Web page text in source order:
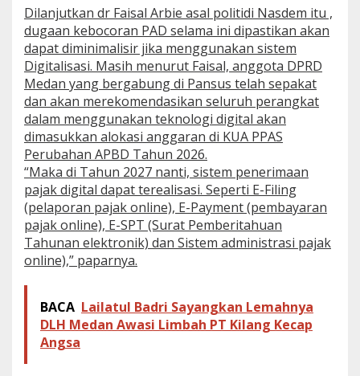
e
m
P
e
n
e
r
i
m
a
a
n
P
a
j
a
k
D
i
t
a
Dilanjutkan dr Faisal Arbie asal politidi Nasdem itu ,
dugaan kebocoran PAD selama ini dipastikan akan
dapat diminimalisir jika menggunakan sistem
Digitalisasi. Masih menurut Faisal, anggota DPRD
Medan yang bergabung di Pansus telah sepakat
dan akan merekomendasikan seluruh perangkat
dalam menggunakan teknologi digital akan
dimasukkan alokasi anggaran di KUA PPAS
Perubahan APBD Tahun 2026.
“Maka di Tahun 2027 nanti, sistem penerimaan
pajak digital dapat terealisasi. Seperti E-Filing
(pelaporan pajak online), E-Payment (pembayaran
pajak online), E-SPT (Surat Pemberitahuan
Tahunan elektronik) dan Sistem administrasi pajak
online),” paparnya.
BACA Lailatul Badri Sayangkan Lemahnya
DLH Medan Awasi Limbah PT Kilang Kecap
Angsa